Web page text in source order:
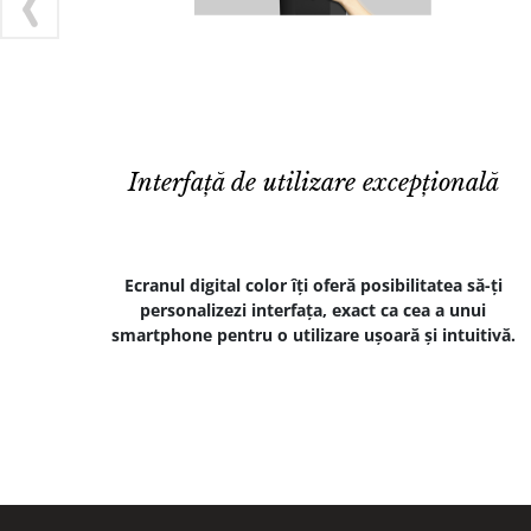
Interfață de utilizare excepțională
Ecranul digital color îți oferă posibilitatea să-ți
personalizezi interfața, exact ca cea a unui
smartphone pentru o utilizare ușoară și intuitivă.